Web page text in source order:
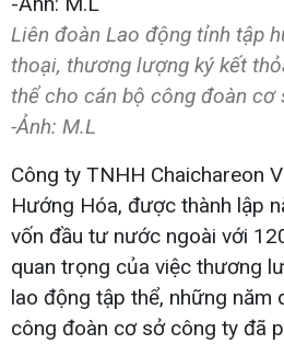
Liên đoàn Lao động tỉnh tập
thoại, thương lượng ký kết
thể cho cán bộ công đoàn cơ
-Ảnh: M.L
Công ty TNHH Chaichareon
Hướng Hóa, được thành lập
vốn đầu tư nước ngoài với
quan trọng của việc thương
lao động tập thể, những năm
công đoàn cơ sở công ty đã